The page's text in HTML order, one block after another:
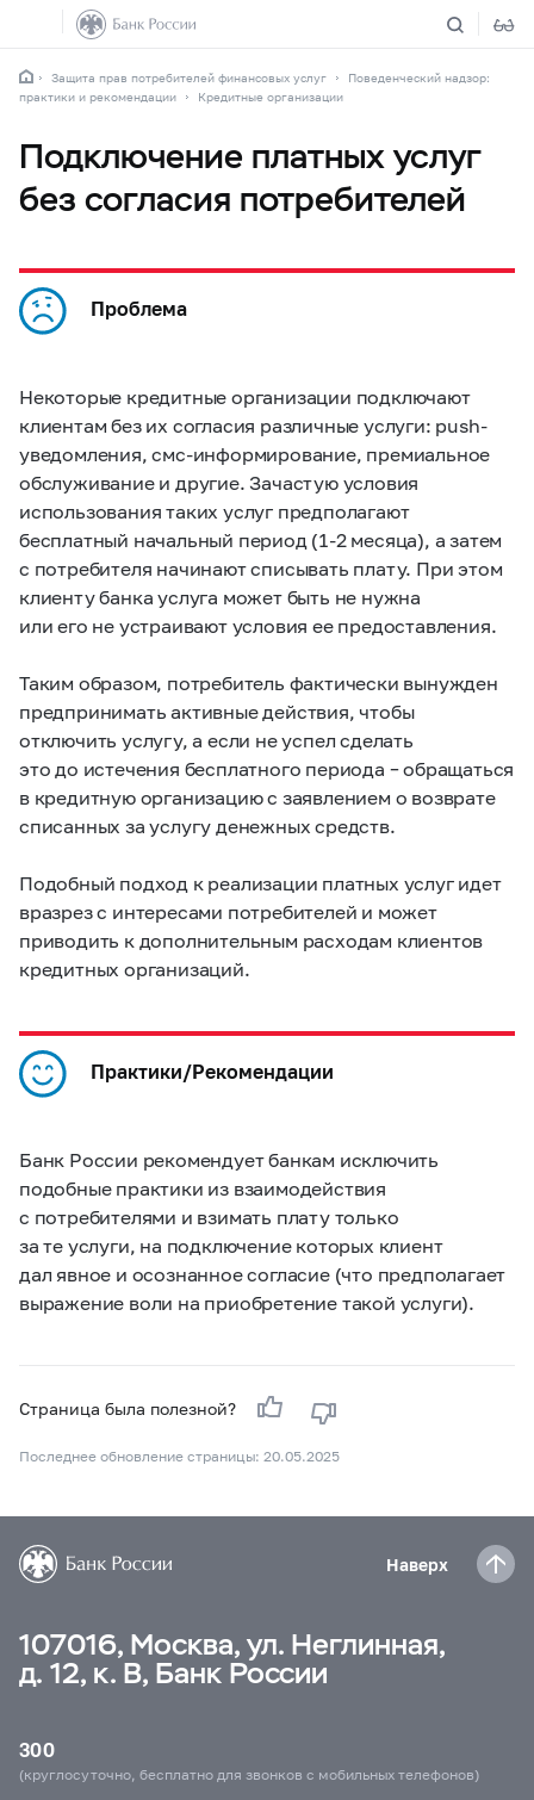
Защита прав потребителей финансовых услуг
Поведенческий надзор:
практики и рекомендации
Кредитные организации
Подключение платных услуг
без согласия потребителей
Проблема
Некоторые кредитные организации подключают
клиентам без их согласия различные услуги: push-
уведомления, смс-информирование, премиальное
обслуживание и другие. Зачастую условия
использования таких услуг предполагают
бесплатный начальный период (1-2 месяца), а затем
с потребителя начинают списывать плату. При этом
клиенту банка услуга может быть не нужна
или его не устраивают условия ее предоставления.
Таким образом, потребитель фактически вынужден
предпринимать активные действия, чтобы
отключить услугу, а если не успел сделать
это до истечения бесплатного периода – обращаться
в кредитную организацию с заявлением о возврате
списанных за услугу денежных средств.
Подобный подход к реализации платных услуг идет
вразрез с интересами потребителей и может
приводить к дополнительным расходам клиентов
кредитных организаций.
Практики/Рекомендации
Банк России рекомендует банкам исключить
подобные практики из взаимодействия
с потребителями и взимать плату только
за те услуги, на подключение которых клиент
дал явное и осознанное согласие (что предполагает
выражение воли на приобретение такой услуги).
Страница была полезной?
Последнее обновление страницы: 20.05.2025
Наверх
107016, Москва, ул. Неглинная,
д. 12, к. В, Банк России
300
(круглосуточно, бесплатно для звонков с мобильных телефонов)